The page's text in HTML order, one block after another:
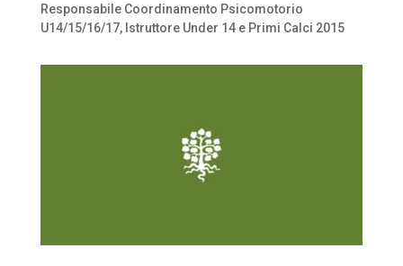
Responsabile Coordinamento Psicomotorio
U14/15/16/17, Istruttore Under 14 e Primi Calci 2015